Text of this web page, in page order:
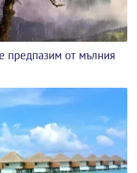
предпазим от мълния